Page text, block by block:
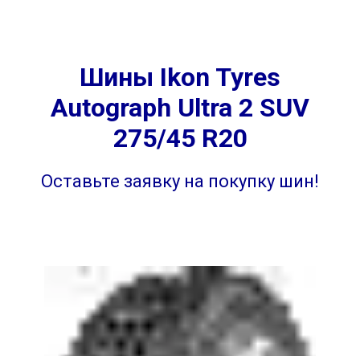
Шины Ikon Tyres
Autograph Ultra 2 SUV
275/45 R20
Оставьте заявку на покупку шин!